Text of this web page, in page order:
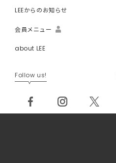
LEEからのお知らせ
会員メニュー
about LEE
Follow us!